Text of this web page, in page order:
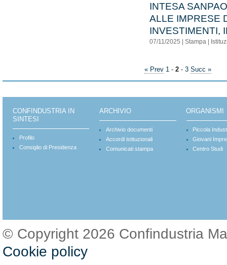
INTESA
ALLE IMPRESE
INVESTIMENTI,
07/11/2025 | Stampa |
« Prev 1 - 2 - 3 Succ »
CONFINDUSTRIA IN
SINTESI
Profilo
Consiglio di Presidenza
ARCHIVIO
Archivio documenti
Accordi istituzionali
Comunicati stampa
ORGANISMI
Piccola
Giovani
Centro Studi
© Copyright 2026 Confindustria
Cookie policy